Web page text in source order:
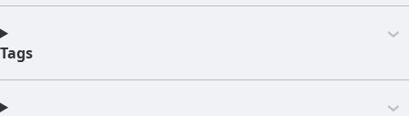
Tags